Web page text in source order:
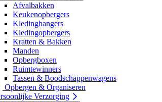
Afvalbakken
Keukenopbergers
Kledinghangers
Kledingopbergers
Kratten & Bakken
Manden
Opbergboxen
Ruimtewinners
Tassen & Boodschappenwagens
Opbergen & Organiseren
Verzorging